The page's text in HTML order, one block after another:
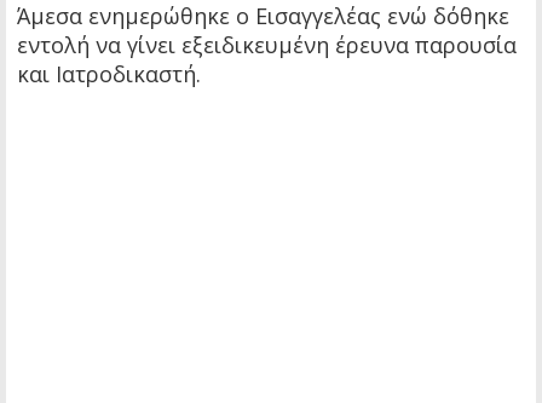
Άμεσα ενημερώθηκε ο Εισαγγελέας ενώ δόθηκε
εντολή να γίνει εξειδικευμένη έρευνα παρουσία
και Ιατροδικαστή.